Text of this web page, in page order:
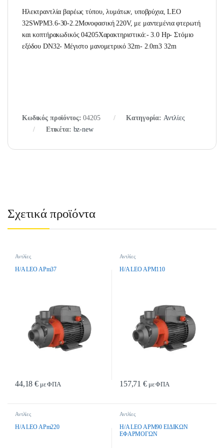
Ηλεκτραντλία βαρέως τύπου, λυμάτων, υποβρύχια, LEO
32SWPM3.6-30-2.2Μονοφασική 220V, με μαντεμένια φτερωτή
και κοπτήρακωδικός 04205Χαρακτηριστικά:- 3.0 Hp- Στόμιο
εξόδου DN32- Μέγιστο μανομετρικό 32m- 2.0m3 32m
Κωδικός προϊόντος:04205 Κατηγορία: Αντλίες
Ετικέτα: bz-new
Σχετικά προϊόντα
Αντλίες
H/A LEO APm37
44,18€ με ΦΠΑ
Αντλίες
H/A LEO APM110
157,71€με ΦΠΑ
Αντλίες
H/A LEO APm220
Αντλίες
H/A LEO APM90 EIΔIKΩN
EΦAPMOΓΩN